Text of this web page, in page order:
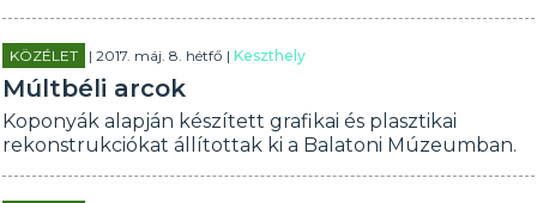
KÖZÉLET | 2017. máj. 8. hétfő |Keszthely
Múltbéli arcok
Koponyák alapján készített grafikai és plasztikai
rekonstrukciókat állítottak ki a Balatoni Múzeumban.